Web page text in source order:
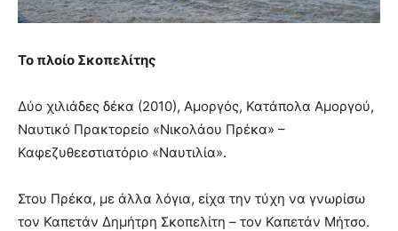
Το πλοίο Σκοπελίτης
Δύο χιλιάδες δέκα (2010), Αμοργός, Κατάπολα Αμοργού,
Ναυτικό Πρακτορείο «Νικολάου Πρέκα» –
Καφεζυθεεστιατόριο «Ναυτιλία».
Στου Πρέκα, με άλλα λόγια, είχα την τύχη να γνωρίσω
τον Καπετάν Δημήτρη Σκοπελίτη – τον Καπετάν Μήτσο.